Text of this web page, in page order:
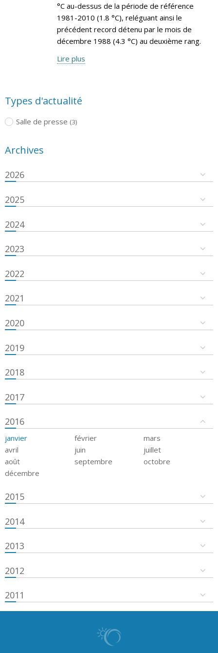
°C au-dessus de la période de référence
1981-2010 (1.8 °C), reléguant ainsi le
précédent record détenu par le mois de
décembre 1988 (4.3 °C) au deuxième rang.
Lire plus
Types d'actualité
Salle de presse (3)
Archives
2026
2025
2024
2023
2022
2021
2020
2019
2018
2017
2016
janvier février
mars
avril
juin
juillet
août
septembre
octobre
décembre
2015
2014
2013
2012
2011